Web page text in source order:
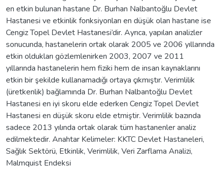
en etkin bulunan hastane Dr. Burhan Nalbantoğlu Devlet
Hastanesi ve etkinlik fonksiyonları en düşük olan hastane ise
Cengiz Topel Devlet Hastanesi’dir. Ayrıca, yapılan analizler
sonucunda, hastanelerin ortak olarak 2005 ve 2006 yıllarında
etkin oldukları gözlemlenirken 2003, 2007 ve 2011
yıllarında hastanelerin hem fiziki hem de insan kaynaklarını
etkin bir şekilde kullanamadığı ortaya çıkmıştır. Verimlilik
(üretkenlik) bağlamında Dr. Burhan Nalbantoğlu Devlet
Hastanesi en iyi skoru elde ederken Cengiz Topel Devlet
Hastanesi en düşük skoru elde etmiştir. Verimlilik bazında
sadece 2013 yılında ortak olarak tüm hastanenler analiz
edilmektedir. Anahtar Kelimeler: KKTC Devlet Hastaneleri,
Sağlık Sektörü, Etkinlik, Verimlilik, Veri Zarflama Analizi,
Malmquist Endeksi